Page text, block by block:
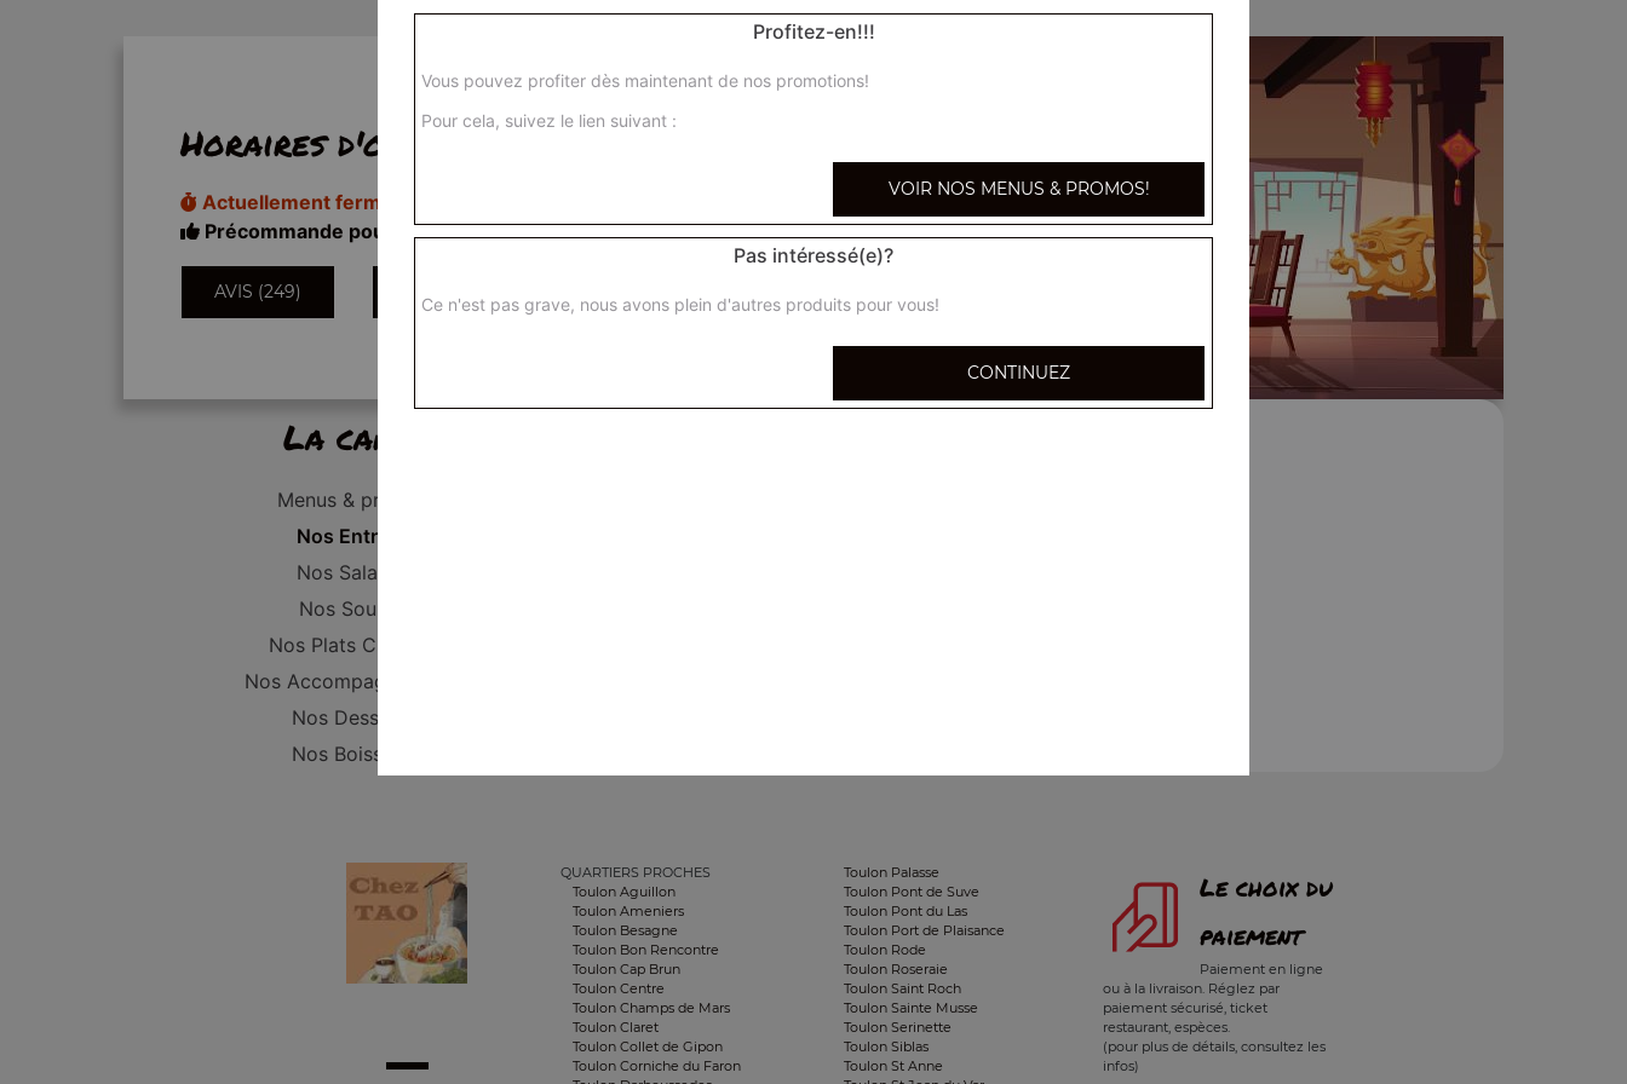
Horaires d'ouverture
Actuellement fermé
Précommande pour 11h20
AVIS (249)
La carte
Menus & promos
Nos Entrées
Nos Salades
Nos Soupes
Nos Plats Cuisinés
Nos Accompagnements
Nos Desserts
Nos Boissons
QUARTIERS PROCHES
Toulon Aguillon
Toulon Ameniers
Toulon Besagne
Toulon Bon Rencontre
Toulon Cap Brun
Toulon Centre
Toulon Champs de Mars
Toulon Claret
Toulon Collet de Gipon
Toulon Corniche du Faron
Toulon Palasse
Toulon Pont de Suve
Toulon Pont du Las
Toulon Port de Plaisance
Toulon Rode
Toulon Roseraie
Toulon Saint Roch
Toulon Sainte Musse
Toulon Serinette
Toulon Siblas
Toulon St Anne
Le choix du
paiement
Paiement en ligne
ou à la livraison. Réglez par
paiement sécurisé, ticket
restaurant, espèces.
(pour plus de détails, consultez les
infos)
Profitez-en!!!
Vous pouvez profiter dès maintenant de nos promotions!
Pour cela, suivez le lien suivant :
VOIR NOS MENUS & PROMOS!
Pas intéressé(e)?
Ce n'est pas grave, nous avons plein d'autres produits pour vous!
CONTINUEZ